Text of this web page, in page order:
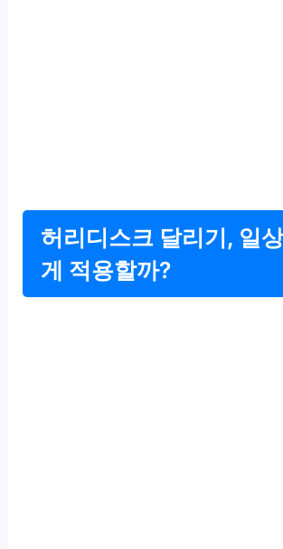
허리디스크 달리기, 일
게 적용할까?